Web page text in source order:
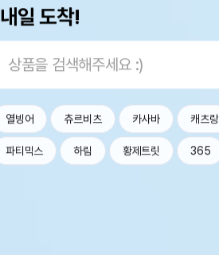
내일 도착!
열빙어 츄르비츠 카사바 캐츠랑
파티믹스 하림 황제트릿 365